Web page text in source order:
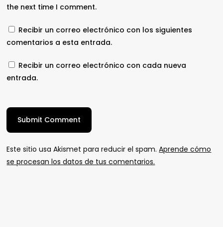
the next time I comment.
Recibir un correo electrónico con los siguientes
comentarios a esta entrada.
Recibir un correo electrónico con cada nueva
entrada.
Este sitio usa Akismet para reducir el spam.Aprende cómo
se procesan los datos de tus comentarios.